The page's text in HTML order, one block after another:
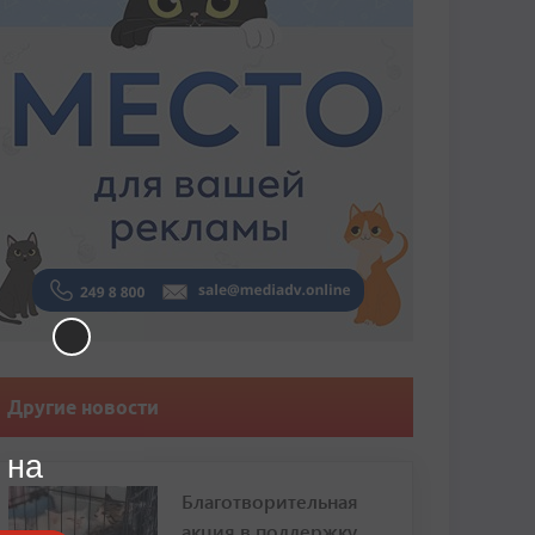
Другие новости
Благотворительная